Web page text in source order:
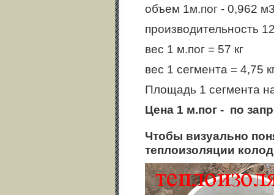
объем 1м.пог - 0,962
производительность
вес 1 м.пог = 57 кг
вес 1 сегмента = 4,75
Площадь 1 сегмента
Цена 1 м.пог - по
Чтобы визуально
теплоизоляции